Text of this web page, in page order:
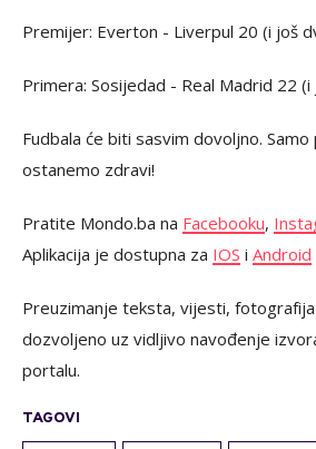
Premijer: Everton - Liverpul 20 (i još
Primera: Sosijedad - Real Madrid 22 (i
Fudbala će biti sasvim dovoljno.
ostanemo zdravi!
Pratite Mondo.ba na Facebooku,
Aplikacija je dostupna za IOS i Android
Preuzimanje teksta, vijesti,
dozvoljeno uz vidljivo navođenje
portalu.
TAGOVI